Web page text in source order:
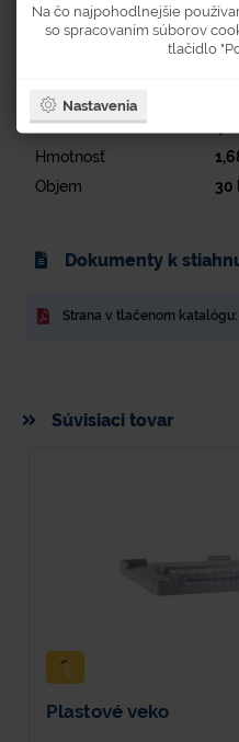
Parametre
Výška
Dĺžka
Hmotnosť
Objem
30
Dokumenty k
Strana v tlačenom katalógu:
Súvisiaci tovar
Plastové veko
Na čo najpohodlnejšie
so spracovaním súborov
tlačidlo
Nastavenia